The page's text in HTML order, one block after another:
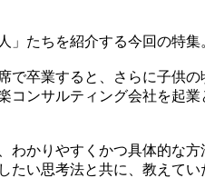
たちを紹介する今回の特
卒業すると、さらに子供
ンサルティング会社を起
かりやすくかつ具体的な
たい思考法と共に、教えてい